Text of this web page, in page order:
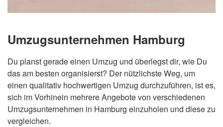
Umzugsunternehmen Hamburg
Du planst gerade einen Umzug und überlegst dir, wie Du
das am besten organisierst? Der nützlichste Weg, um
einen qualitativ hochwertigen Umzug durchzuführen, ist es,
sich im Vorhinein mehrere Angebote von verschiedenen
Umzugsunternehmen in Hamburg einzuholen und diese zu
vergleichen.